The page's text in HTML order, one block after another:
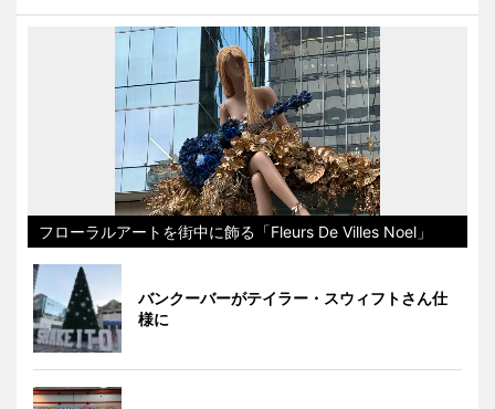
フローラルアートを街中に飾る「Fleurs De Villes Noel」
バンクーバーがテイラー・スウィフトさん仕
様に